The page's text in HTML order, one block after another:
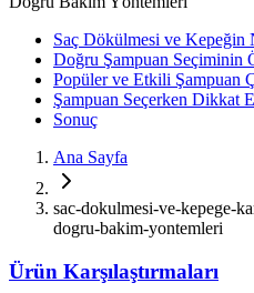
Saç Dökülmesi ve Kepeğin
Doğru Şampuan Seçiminin
Popüler ve Etkili Şampuan
Şampuan Seçerken Dikkat
Sonuç
Ana Sayfa
sac-dokulmesi-ve-kepege-
dogru-bakim-yontemleri
Ürün Karşılaştırmaları